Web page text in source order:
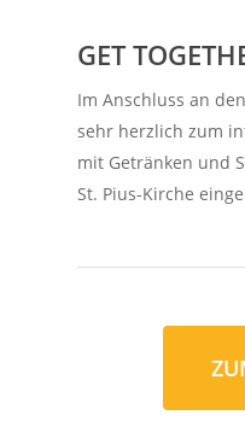
GET
Im Anschluss an
sehr herzlich zum
mit Getränken und
St. Pius-Kirche